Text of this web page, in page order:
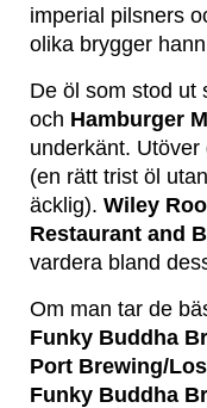
imperial pilsners
olika brygger
De öl som stod ut
och Hamburger
underkänt. Utöver
(en rätt trist öl
äcklig). Wiley
Restaurant and
vardera bland
Om man tar de
Funky Buddha
Port Brewing/
Funky Buddha